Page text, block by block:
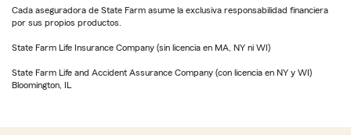
Cada aseguradora de State Farm asume la exclusiva responsabilidad financiera
por sus propios productos.
State Farm Life Insurance Company (sin licencia en MA, NY ni WI)
State Farm Life and Accident Assurance Company (con licencia en NY y WI)
Bloomington, IL